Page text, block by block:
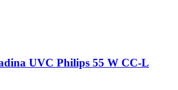
UVC Philips 55 W CC-​L